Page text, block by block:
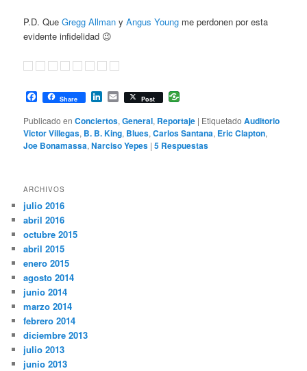
P.D. QueGregg Allman yAngus Young me perdonen por esta
evidente infidelidad 😉
Facebook
Share LinkedIn
EmailPost
Publicado en Conciertos,General, Reportaje | Etiquetado Auditorio
Victor Villegas, B. B. King, Blues,Carlos Santana, Eric Clapton,
Joe Bonamassa,Narciso Yepes |5 Respuestas
ARCHIVOS
julio 2016
abril 2016
octubre 2015
abril 2015
enero 2015
agosto 2014
junio 2014
marzo 2014
febrero 2014
diciembre 2013
julio 2013
junio 2013